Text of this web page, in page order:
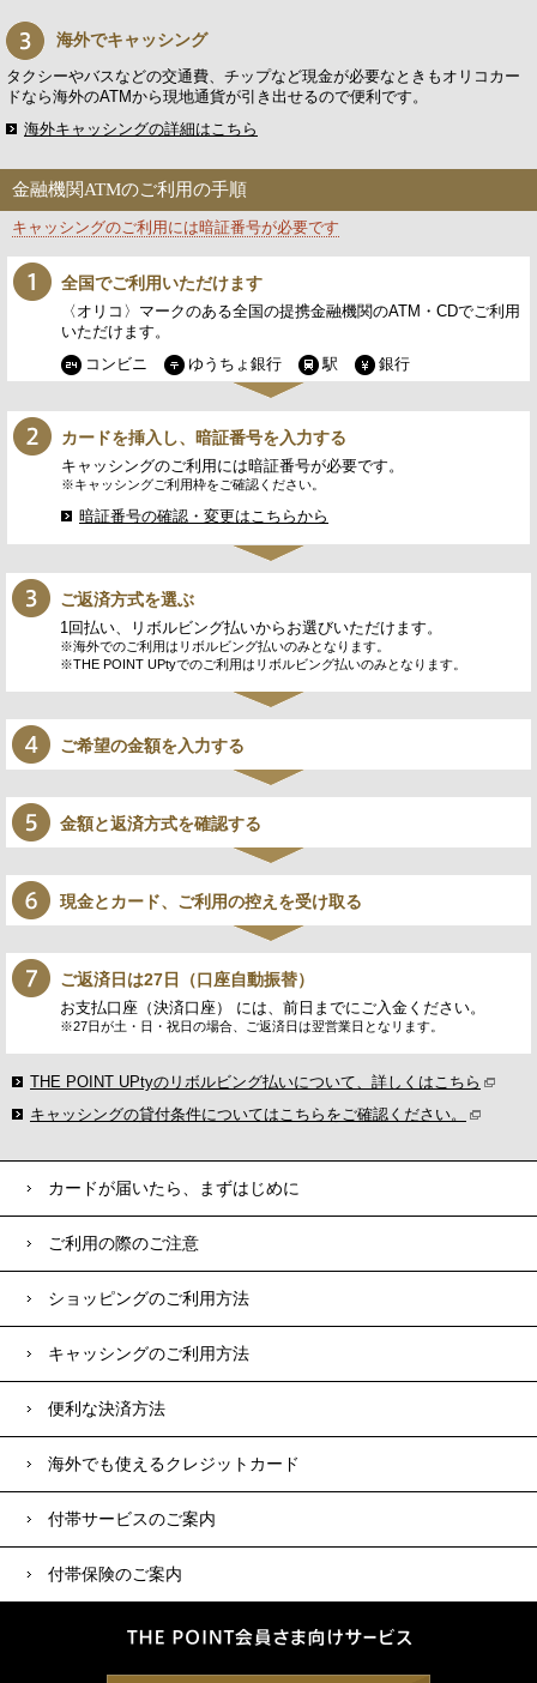
海外でキャッシング
タクシーやバスなどの交通費、チップなど現金が必要なときもオリコカー
ドなら海外のATMから現地通貨が引き出せるので便利です。
海外キャッシングの詳細はこちら
金融機関ATMのご利用の手順
キャッシングのご利用には暗証番号が必要です
全国でご利用いただけます
〈オリコ〉マークのある全国の提携金融機関のATM・CDでご利用
いただけます。
コンビニ
ゆうちょ銀行 駅 銀行
カードを挿入し、暗証番号を入力する
キャッシングのご利用には暗証番号が必要です。
※キャッシングご利用枠をご確認ください。
暗証番号の確認・変更はこちらから
ご返済方式を選ぶ
1回払い、リボルビング払いからお選びいただけます。
※海外でのご利用はリボルビング払いのみとなります。
※THE POINT UPtyでのご利用はリボルビング払いのみとなります。
ご希望の金額を入力する
金額と返済方式を確認する
現金とカード、ご利用の控えを受け取る
ご返済日は27日（口座自動振替）
お支払口座（決済口座） には、前日までにご入金ください。
※27日が土・日・祝日の場合、ご返済日は翌営業日となリます。
THE POINT UPtyのリボルビング払いについて、詳しくはこちら
キャッシングの貸付条件についてはこちらをご確認ください。
カードが届いたら、まずはじめに
ご利用の際のご注意
ショッピングのご利用方法
キャッシングのご利用方法
便利な決済方法
海外でも使えるクレジットカード
付帯サービスのご案内
付帯保険のご案内